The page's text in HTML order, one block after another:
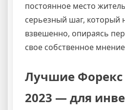
постоянное место
серьезный шаг, который
взвешенно, опираясь
свое собственное
Лучшие Форекс
2023 — для